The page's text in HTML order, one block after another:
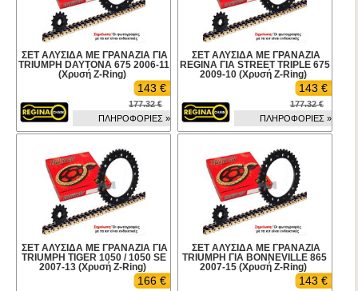
ΣΕΤ ΑΛΥΣΙΔΑ ΜΕ ΓΡΑΝΑΖΙΑ ΓΙΑ
TRIUMPH DAYTONA 675 2006-11
(Χρυσή Z-Ring)
143 €
177.32 €
ΠΛΗΡΟΦΟΡΙΕΣ »
ΣΕΤ ΑΛΥΣΙΔΑ ΜΕ ΓΡΑΝΑΖΙΑ
REGINA ΓΙΑ STREET TRIPLE 675
2009-10 (Χρυσή Z-Ring)
143 €
177.32 €
ΠΛΗΡΟΦΟΡΙΕΣ »
ΣΕΤ ΑΛΥΣΙΔΑ ΜΕ ΓΡΑΝΑΖΙΑ ΓΙΑ
TRIUMPH TIGER 1050 / 1050 SE
2007-13 (Χρυσή Z-Ring)
166 €
ΣΕΤ ΑΛΥΣΙΔΑ ΜΕ ΓΡΑΝΑΖΙΑ
TRIUMPH ΓΙΑ BONNEVILLE 865
2007-15 (Χρυσή Z-Ring)
143 €